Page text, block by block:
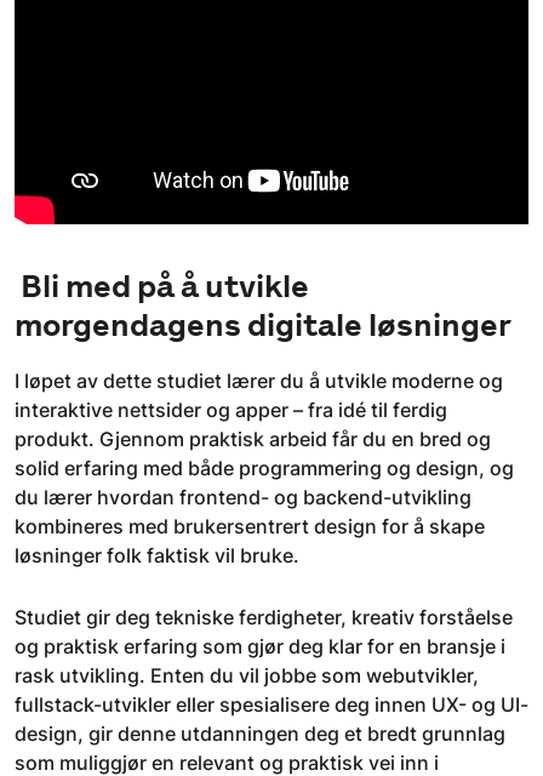
Bli med på å utvikle
morgendagens digitale løsninger
I løpet av dette studiet lærer du å utvikle moderne og
interaktive nettsider og apper – fra idé til ferdig
produkt. Gjennom praktisk arbeid får du en bred og
solid erfaring med både programmering og design, og
du lærer hvordan frontend- og backend-utvikling
kombineres med brukersentrert design for å skape
løsninger folk faktisk vil bruke.
Studiet gir deg tekniske ferdigheter, kreativ forståelse
og praktisk erfaring som gjør deg klar for en bransje i
rask utvikling. Enten du vil jobbe som webutvikler,
fullstack-utvikler eller spesialisere deg innen UX- og UI-
design, gir denne utdanningen deg et bredt grunnlag
som muliggjør en relevant og praktisk vei inn i